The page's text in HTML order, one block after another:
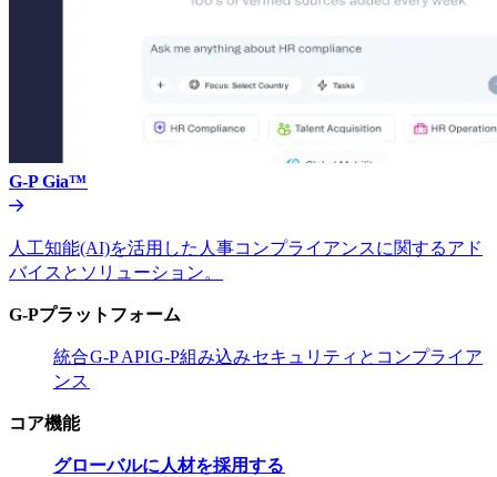
G-P Gia™​​
人工知能(AI)を活用した人事コンプライアンスに関するアド
バイスとソリューション。​​
G-Pプラットフォーム​​
統合​​G-P API​​G-P組み込み​​セキュリティとコンプライア
ンス​​
コア機能​​
グローバルに人材を採用する​​